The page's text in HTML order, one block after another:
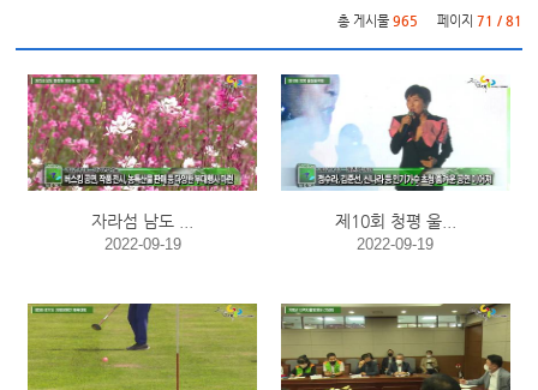
총 게시물 965 페이지 71 / 81
자라섬 남도 ...
2022-09-19
제10회 청평 울...
2022-09-19